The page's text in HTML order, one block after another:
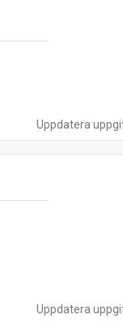
Uppdatera
Uppdatera